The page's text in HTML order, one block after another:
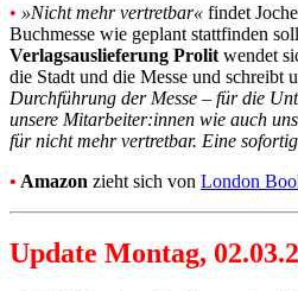
• »Nicht mehr vertretbar« findet
Buchmesse wie geplant stattfinden
Verlagsauslieferung Prolit wendet
die Stadt und die Messe und schreibt
Durchführung der Messe – für die
unsere Mitarbeiter:innen wie auch
für nicht mehr vertretbar. Eine
• Amazon zieht sich von London
Update Montag,